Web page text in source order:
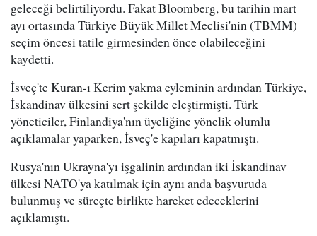
geleceği belirtiliyordu. Fakat Bloomberg, bu tarihin mart
ayı ortasında Türkiye Büyük Millet Meclisi'nin (TBMM)
seçim öncesi tatile girmesinden önce olabileceğini
kaydetti.
İsveç'te Kuran-ı Kerim yakma eyleminin ardından Türkiye,
İskandinav ülkesini sert şekilde eleştirmişti. Türk
yöneticiler, Finlandiya'nın üyeliğine yönelik olumlu
açıklamalar yaparken, İsveç'e kapıları kapatmıştı.
Rusya'nın Ukrayna'yı işgalinin ardından iki İskandinav
ülkesi NATO'ya katılmak için aynı anda başvuruda
bulunmuş ve süreçte birlikte hareket edeceklerini
açıklamıştı.